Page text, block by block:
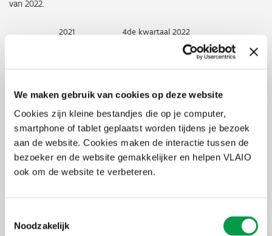
We maken gebruik van cookies op deze website
Cookies zijn kleine bestandjes die op je computer,
smartphone of tablet geplaatst worden tijdens je bezoek
aan de website. Cookies maken de interactie tussen de
bezoeker en de website gemakkelijker en helpen VLAIO
ook om de website te verbeteren.
Noodzakelijk
van 2022.
2021 4de kwartaal 2022
Aanvraag tot uitbetaling van de energiesteun
De aanvrager kan hierbij gebruik maken van deVLAIO-
schattingstool. Het gebruik van deze tool is vrij. Een eigen
berekening, eventueel op basis van gegevens van de
energieleverancier, is toegelaten. Deze berekening dient wel
aanvaard te worden door VLAIO.
Detoolis een Excel-sheet met verschillende tabbladen.